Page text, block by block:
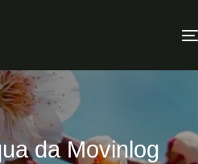
da Movinlog